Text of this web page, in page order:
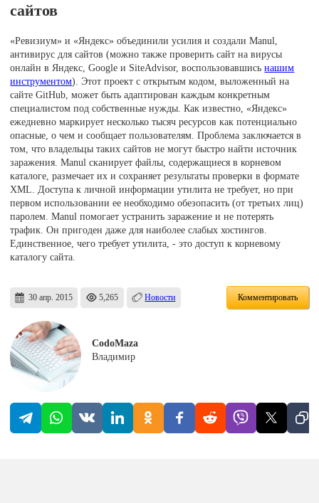
сайтов
«Ревизиум» и «Яндекс» объединили усилия и создали Manul,
антивирус для сайтов (можно также проверить сайт на вирусы
онлайн в Яндекс, Google и SiteAdvisor, воспользовавшисьнашим
инструментом). Этот проект с открытым кодом, выложенный на
сайте GitHub, может быть адаптирован каждым конкретным
специалистом под собственные нужды. Как известно, «Яндекс»
ежедневно маркирует несколько тысяч ресурсов как потенциально
опасные, о чем и сообщает пользователям. Проблема заключается в
том, что владельцы таких сайтов не могут быстро найти источник
заражения. Manul сканирует файлы, содержащиеся в корневом
каталоге, размечает их и сохраняет результаты проверки в формате
XML. Доступа к личной информации утилита не требует, но при
первом использовании ее необходимо обезопасить (от третьих лиц)
паролем. Manul помогает устранить заражение и не потерять
трафик. Он пригоден даже для наиболее слабых хостингов.
Единственное, чего требует утилита, - это доступ к корневому
каталогу сайта.
30 апр. 2015 5,265 Новости Комментировать
CodoMaza
Владимир